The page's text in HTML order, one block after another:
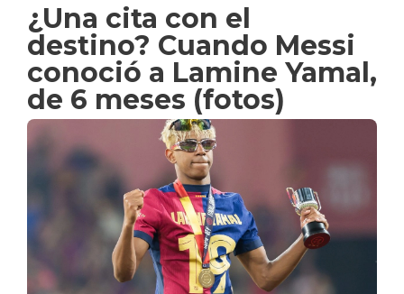
¿Una cita con el
destino? Cuando Messi
conoció a Lamine Yamal,
de 6 meses (fotos)